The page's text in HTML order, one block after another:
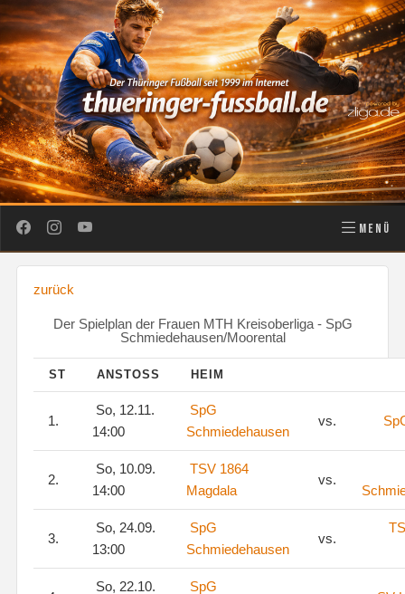
MENÜ
zurück
Der Spielplan der Frauen MTH Kreisoberliga - SpG
Schmiedehausen/Moorental
ST ANSTOSS HEIM
1.
So, 12.11.
14:00
SpG
Schmiedehausen
vs.
2.
So, 10.09.
14:00
TSV 1864
Magdala
vs.
3.
So, 24.09.
13:00
SpG
Schmiedehausen
vs.
So, 22.10.
SpG